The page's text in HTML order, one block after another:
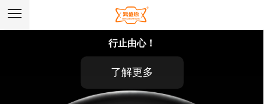
行止由心！
了解更多